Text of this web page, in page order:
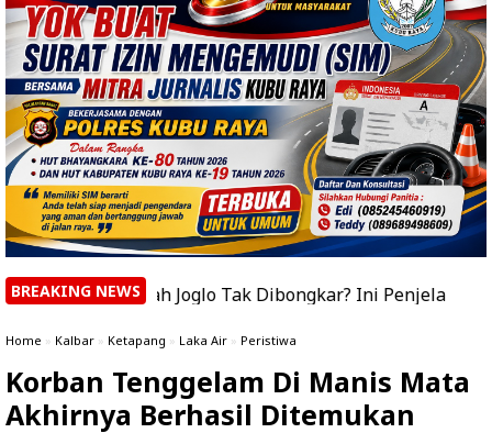
BREAKING NEWS
Joglo Tak Dibongkar? Ini Penjelasan Bupati Sujiwo
Home » Kalbar » Ketapang » Laka Air » Peristiwa
Korban Tenggelam Di Manis Mata
Akhirnya Berhasil Ditemukan